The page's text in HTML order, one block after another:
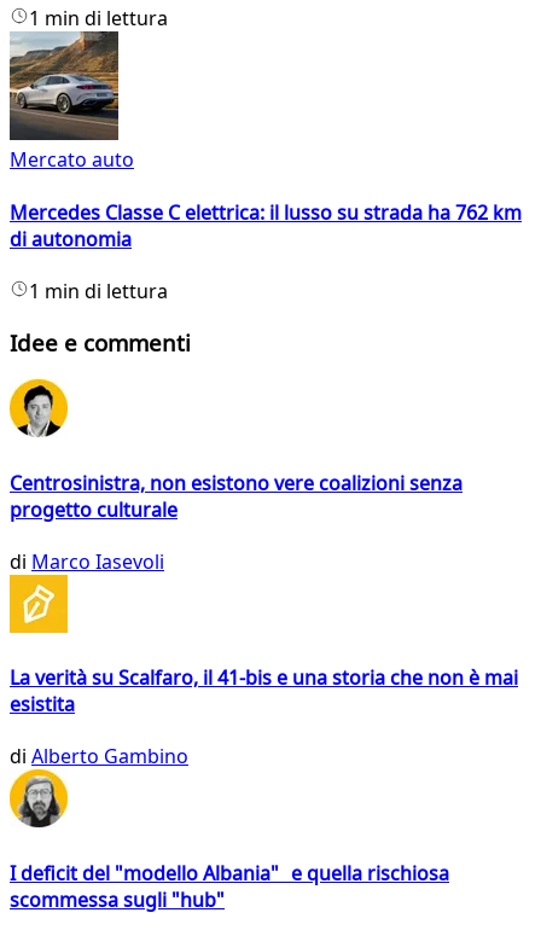
1 min di lettura
Mercato auto
Mercedes Classe C elettrica: il lusso su strada ha 762 km
di autonomia
1 min di lettura
Idee e commenti
Centrosinistra, non esistono vere coalizioni senza
progetto culturale
di Marco Iasevoli
La verità su Scalfaro, il 41-bis e una storia che non è mai
esistita
di Alberto Gambino
I deficit del "modello Albania" e quella rischiosa
scommessa sugli "hub"